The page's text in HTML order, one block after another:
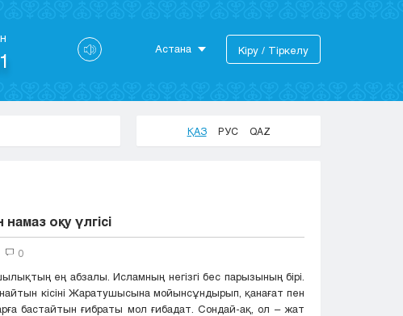
Астана
Актобе
Павлодар
Петропавловск
Кіру / Тіркелу
ҚАЗ РУС QAZ
оқу үлгісі
0
ең абзалы. Исламның негізгі бес парызының бірі.
кісіні Жаратушысына мойынсұндырып, қанағат пен
бастайтын ғибраты мол ғибадат. Сондай-ақ, ол – жат